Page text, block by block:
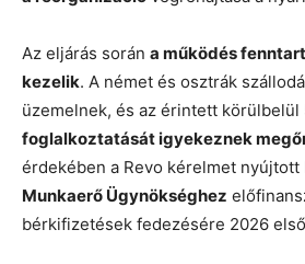
Az eljárás során a működés
kezelik. A német és osztrák
üzemelnek, és az érintett körülbelül
foglalkoztatását igyekeznek
érdekében a Revo kérelmet nyújtott
Munkaerő Ügynökséghez
bérkifizetések fedezésére 2026